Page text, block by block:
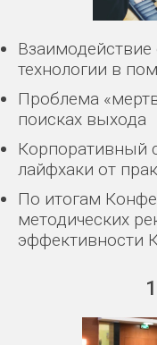
технологии в
Проблема
поисках выхода
Корпоративный
лайфхаки от
По итогам
методических
эффективности